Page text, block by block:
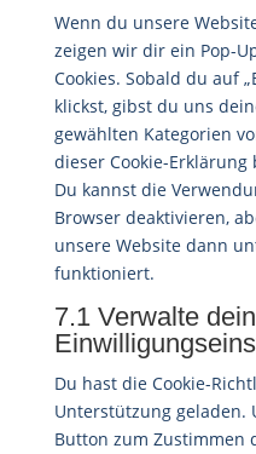
service
sonstiges
Wenn du unsere
zeigen wir dir ein Pop-
Cookies. Sobald du auf
klickst, gibst du uns
gewählten Kategorien
dieser Cookie-
Du kannst die
Browser deaktivieren,
unsere Website dann
funktioniert.
7.1 Verwalte
Du hast die Cookie-
Unterstützung geladen.
Button zum Zustimmen